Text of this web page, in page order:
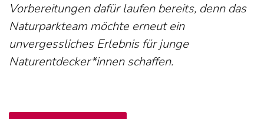
Vorbereitungen dafür laufen bereits, denn das
Naturparkteam möchte erneut ein
unvergessliches Erlebnis für junge
Naturentdecker*innen schaffen.